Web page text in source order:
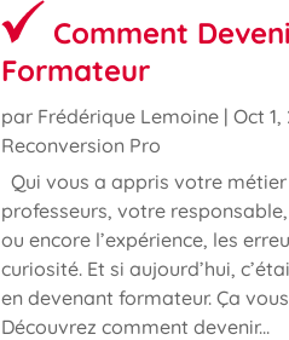
Comment
Formateur
par Frédérique Lemoine |Oct 1,
Reconversion Pro
Qui vous a appris votre métier
professeurs, votre
ou encore l’expérience, les
curiosité. Et si aujourd’hui,
en devenant formateur. Ça
Découvrez comment devenir...